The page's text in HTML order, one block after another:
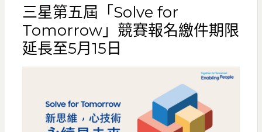
ON
三星第五屆「Solve for
Tomorrow」競賽報名繳件期限
延長至5月15日